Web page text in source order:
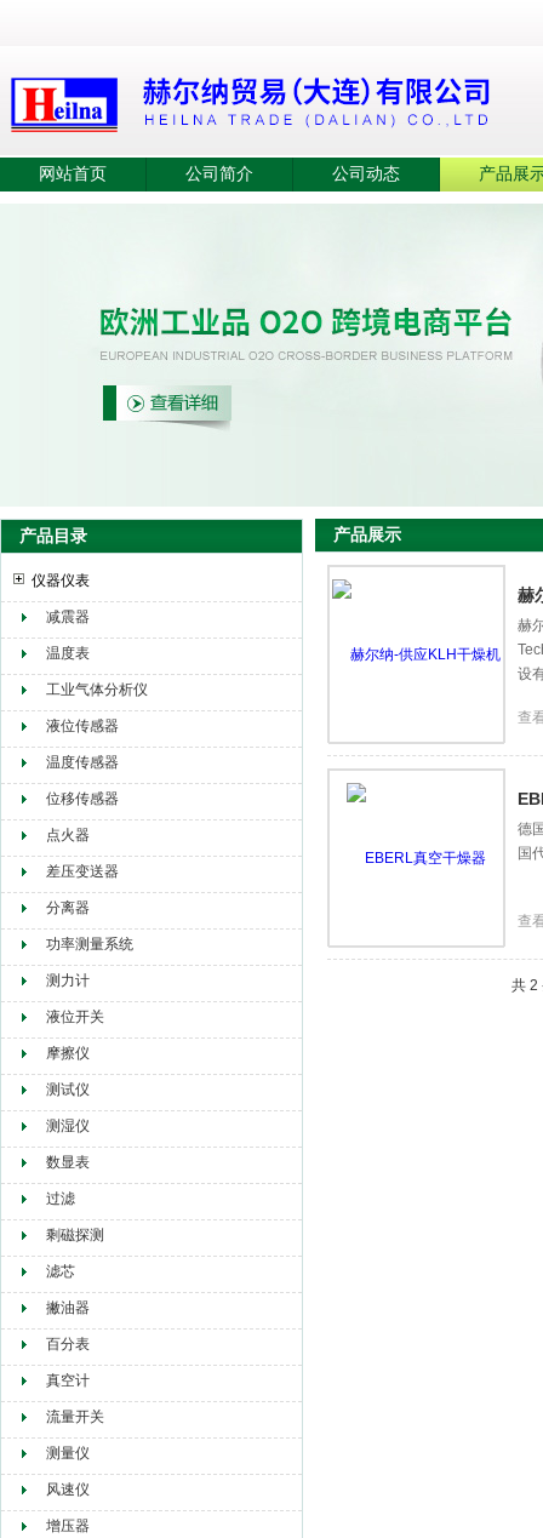
赫尔纳贸易（大连）有限公司
网站首页 公司简介 公司动态 产品展
产品目录
仪器仪表
减震器
温度表
工业气体分析仪
液位传感器
温度传感器
位移传感器
点火器
差压变送器
分离器
功率测量系统
测力计
液位开关
摩擦仪
测试仪
测湿仪
数显表
过滤
剩磁探测
滤芯
撇油器
百分表
真空计
流量开关
测量仪
风速仪
增压器
产品展示
赫
赫
设
查
德
国
查
共 2